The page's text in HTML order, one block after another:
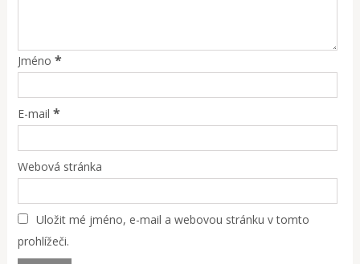
Jméno *
E-mail *
Webová stránka
Uložit mé jméno, e-mail a webovou stránku v tomto
prohlížeči.